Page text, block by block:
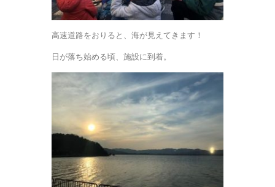
高速道路をおりると、海が見えてきます！
日が落ち始める頃、施設に到着。